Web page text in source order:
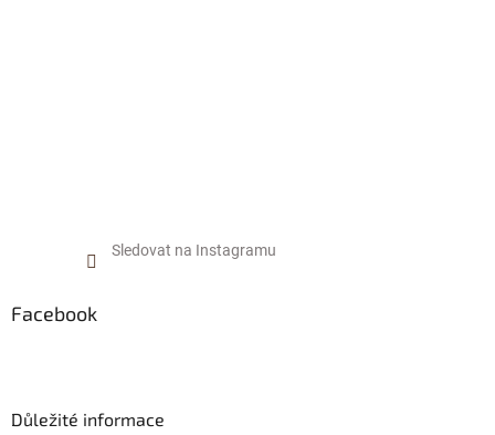
Sledovat na Instagramu
Facebook
Důležité informace